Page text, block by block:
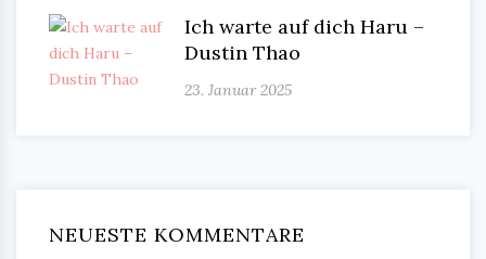
Ich warte auf dich Haru –
Dustin Thao
23. Januar 2025
NEUESTE KOMMENTARE